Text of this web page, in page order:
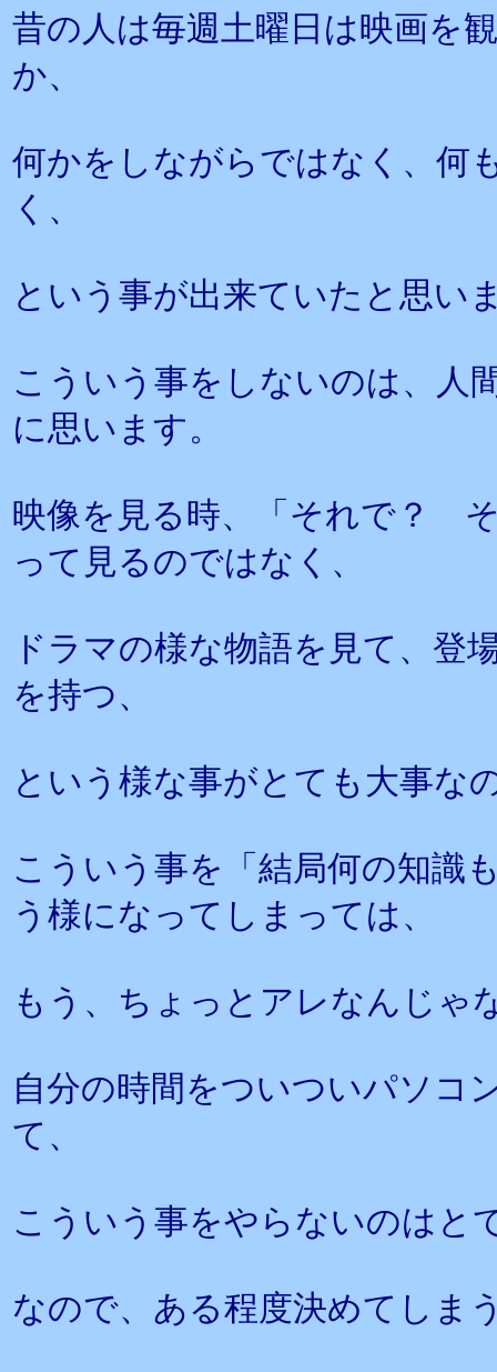
昔の人は毎週土曜日は映画を
か、
何かをしながらではなく、何
く、
という事が出来ていたと思い
こういう事をしないのは、人
に思います。
映像を見る時、「それで？
って見るのではなく、
ドラマの様な物語を見て、登
を持つ、
という様な事がとても大事な
こういう事を「結局何の知識
う様になってしまっては、
もう、ちょっとアレなんじゃ
自分の時間をついついパソコ
て、
こういう事をやらないのはと
なので、ある程度決めてしま